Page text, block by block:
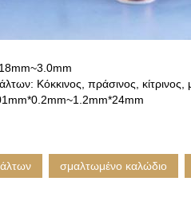
Κόκκινος, πράσινος,
σμαλτωμένο καλώδιο